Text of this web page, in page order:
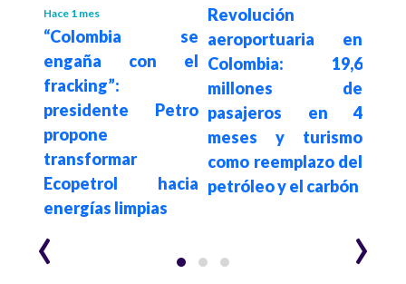
Hace 1 mes
“Colombia se
engaña con el
fracking”:
presidente Petro
propone
transformar
Ecopetrol hacia
energías limpias
Revolución
aeroportuaria en
Colombia: 19,6
millones de
pasajeros en 4
meses y turismo
como reemplazo del
petróleo y el carbón
‹ ›